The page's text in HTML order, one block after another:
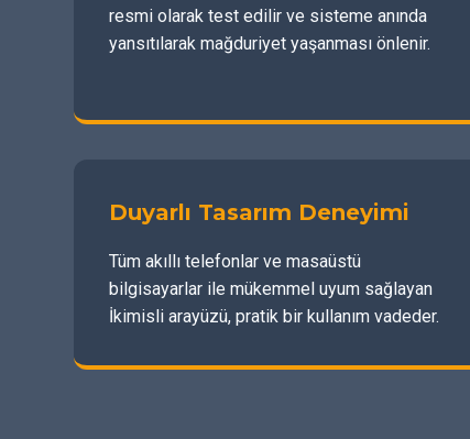
resmi olarak test edilir ve sisteme anında
yansıtılarak mağduriyet yaşanması önlenir.
Duyarlı Tasarım Deneyimi
Tüm akıllı telefonlar ve masaüstü
bilgisayarlar ile mükemmel uyum sağlayan
İkimisli arayüzü, pratik bir kullanım vadeder.